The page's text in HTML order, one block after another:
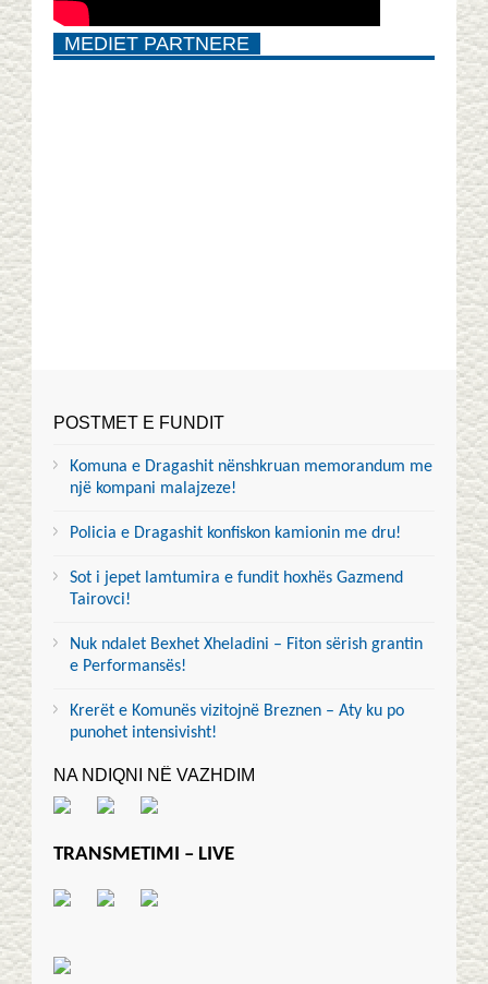
MEDIET PARTNERE
POSTMET E FUNDIT
Komuna e Dragashit nënshkruan memorandum me
një kompani malajzeze!
Policia e Dragashit konfiskon kamionin me dru!
Sot i jepet lamtumira e fundit hoxhës Gazmend
Tairovci!
Nuk ndalet Bexhet Xheladini – Fiton sërish grantin
e Performansës!
Krerët e Komunës vizitojnë Breznen – Aty ku po
punohet intensivisht!
NA NDIQNI NË VAZHDIM
TRANSMETIMI – LIVE